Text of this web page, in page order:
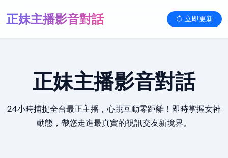
正妹主播影音對話 立即更新
正妹主播影音對話
24小時捕捉全台最正主播，心跳互動零距離！即時掌握女神
動態，帶您走進最真實的視訊交友新境界。